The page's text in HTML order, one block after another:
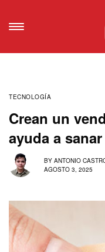
TECNOLOGÍA
Crean un
ayuda a
BY ANTONIO
AGOSTO 3, 2025